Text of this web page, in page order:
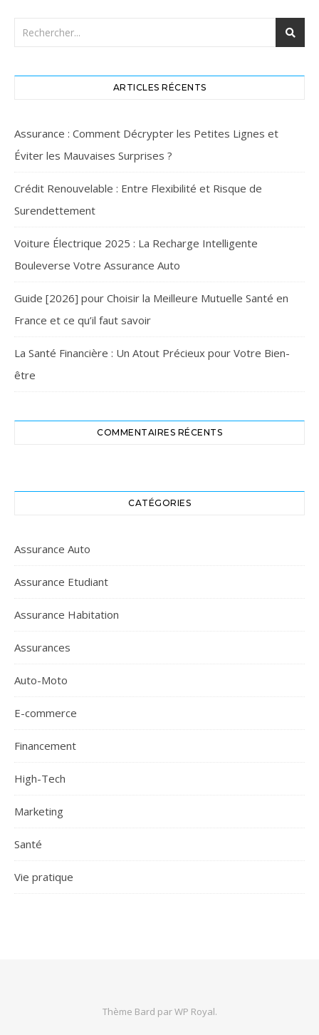
ARTICLES RÉCENTS
Assurance : Comment Décrypter les Petites Lignes et
Éviter les Mauvaises Surprises ?
Crédit Renouvelable : Entre Flexibilité et Risque de
Surendettement
Voiture Électrique 2025 : La Recharge Intelligente
Bouleverse Votre Assurance Auto
Guide [2026] pour Choisir la Meilleure Mutuelle Santé en
France et ce qu’il faut savoir
La Santé Financière : Un Atout Précieux pour Votre Bien-
être
COMMENTAIRES RÉCENTS
CATÉGORIES
Assurance Auto
Assurance Etudiant
Assurance Habitation
Assurances
Auto-Moto
E-commerce
Financement
High-Tech
Marketing
Santé
Vie pratique
Thème Bard parWP Royal.